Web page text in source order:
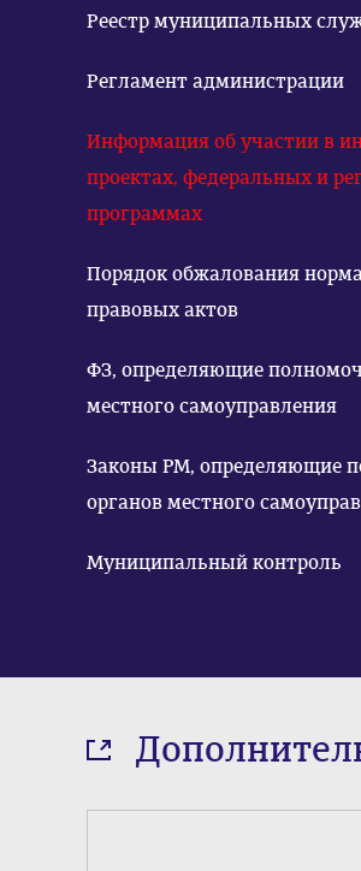
Реестр муниципальных
Регламент администрации
Информация об участии в
проектах, федеральных и
программах
Порядок обжалования
правовых актов
ФЗ, определяющие
местного самоуправления
Законы РМ, определяющие
органов местного
Муниципальный контроль